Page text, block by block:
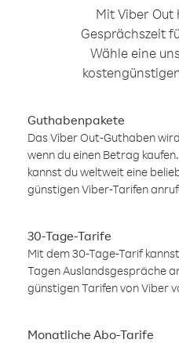
Mit Viber
Gesprächszeit
Wähle eine
Guthabenpakete
Das Viber Out-Guthaben
wenn du einen Betrag
kannst du weltweit eine
günstigen Viber-Tarifen
30-Tage-Tarife
Mit dem 30-Tage-Tarif
Tagen Auslandsgespräche
günstigen Tarifen von Viber
Monatliche Abo-Tarife